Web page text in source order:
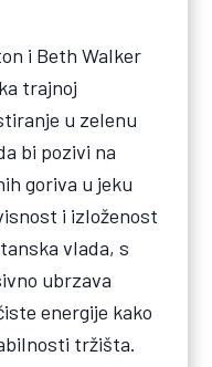
i Beth Walker
trajnoj
u zelenu
bi pozivi na
goriva u jeku
i izloženost
vlada, s
ubrzava
energije kako
tržišta.